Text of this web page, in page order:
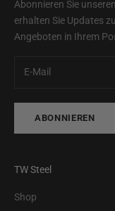
Abonnieren Sie
erhalten Sie Updates
Angeboten in Ihrem
ABONNIEREN
TW Steel
Shop